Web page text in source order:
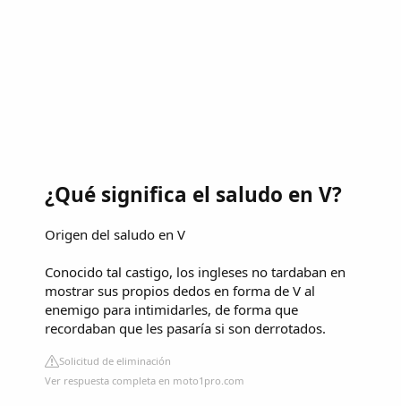
¿Qué significa el saludo en V?
Origen del saludo en V
Conocido tal castigo, los ingleses no tardaban en
mostrar sus propios dedos en forma de V al
enemigo para intimidarles, de forma que
recordaban que les pasaría si son derrotados.
Solicitud de eliminación
Ver respuesta completa en moto1pro.com